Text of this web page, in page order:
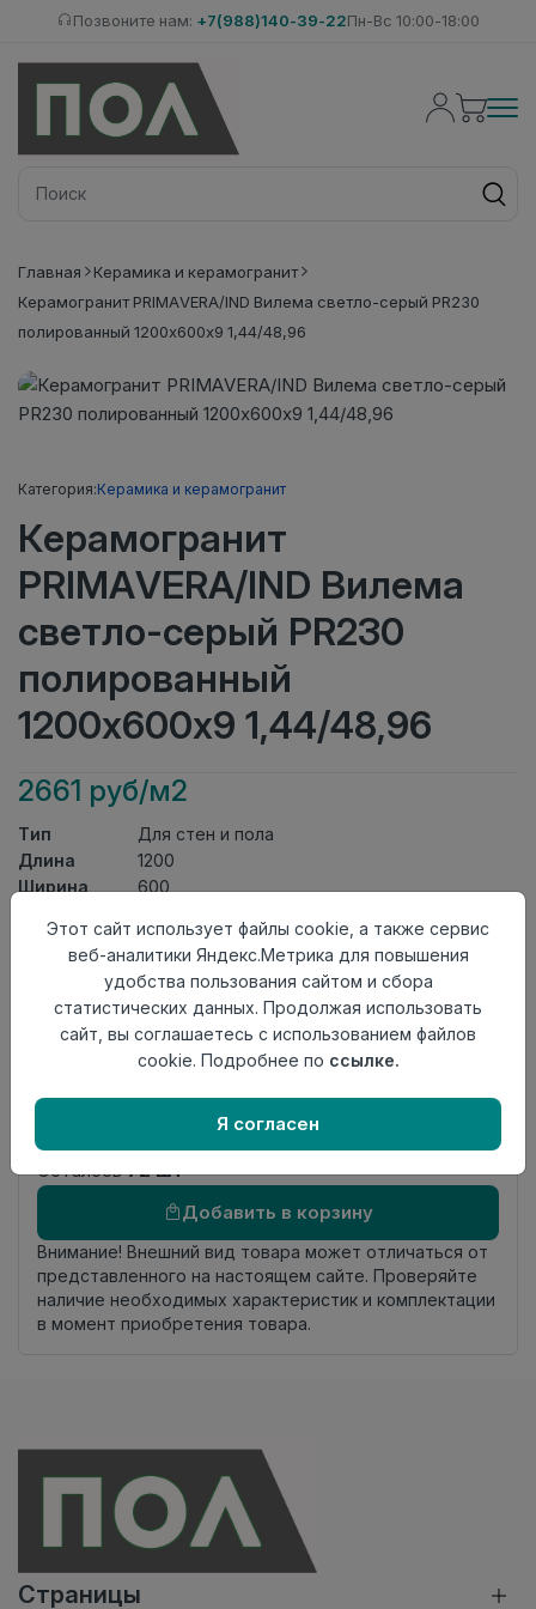
Позвоните нам: +7(988)140-39-22Пн-Вс 10:00-18:00
Главная
Керамика и керамогранит
Керамогранит PRIMAVERA/IND Вилема светло-серый PR230
полированный 1200х600х9 1,44/48,96
Категория:Керамика и керамогранит
Керамогранит
PRIMAVERA/IND Вилема
светло-серый PR230
полированный
1200х600х9 1,44/48,96
2661 руб/м2
Тип
Для стен и пола
Длина
1200
Ширина
600
Товарная
группа
Керамогранит
9
Поверхность полированный
Страна
происхождения
Индия
Номер
Осталось72 шт
Добавить в корзину
Внимание! Внешний вид товара может отличаться от
представленного на настоящем сайте. Проверяйте
наличие необходимых характеристик и комплектации
в момент приобретения товара.
Страницы
Этот сайт использует файлы cookie, а также сервис
веб-аналитики Яндекс.Метрика для повышения
удобства пользования сайтом и сбора
статистических данных. Продолжая использовать
сайт, вы соглашаетесь с использованием файлов
cookie. Подробнее по ссылке.
Я согласен